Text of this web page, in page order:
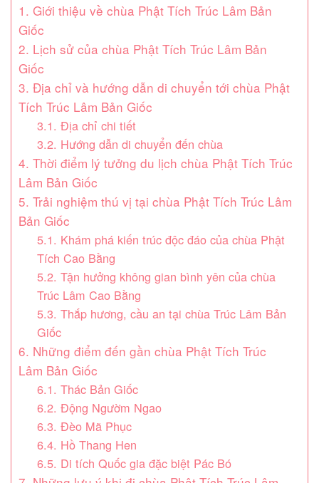
1. Giới thiệu về chùa Phật Tích Trúc Lâm Bản
Giốc
2. Lịch sử của chùa Phật Tích Trúc Lâm Bản
Giốc
3. Địa chỉ và hướng dẫn di chuyển tới chùa Phật
Tích Trúc Lâm Bản Giốc
3.1. Địa chỉ chi tiết
3.2. Hướng dẫn di chuyển đến chùa
4. Thời điểm lý tưởng du lịch chùa Phật Tích Trúc
Lâm Bản Giốc
5. Trải nghiệm thú vị tại chùa Phật Tích Trúc Lâm
Bản Giốc
5.1. Khám phá kiến trúc độc đáo của chùa Phật
Tích Cao Bằng
5.2. Tận hưởng không gian bình yên của chùa
Trúc Lâm Cao Bằng
5.3. Thắp hương, cầu an tại chùa Trúc Lâm Bản
Giốc
6. Những điểm đến gần chùa Phật Tích Trúc
Lâm Bản Giốc
6.1. Thác Bản Giốc
6.2. Động Ngườm Ngao
6.3. Đèo Mã Phục
6.4. Hồ Thang Hen
6.5. Di tích Quốc gia đặc biệt Pác Bó